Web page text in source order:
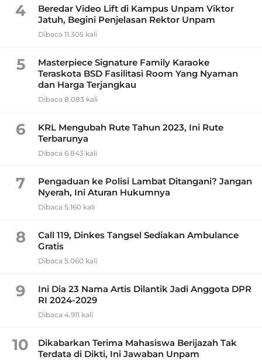
4
Beredar Video Lift di Kampus Unpam Viktor
Jatuh, Begini Penjelasan Rektor Unpam
Dibaca 11.305 kali
5
Masterpiece Signature Family Karaoke
Teraskota BSD Fasilitasi Room Yang Nyaman
dan Harga Terjangkau
Dibaca 8.083 kali
6
KRL Mengubah Rute Tahun 2023, Ini Rute
Terbarunya
Dibaca 6.843 kali
7
Pengaduan ke Polisi Lambat Ditangani? Jangan
Nyerah, Ini Aturan Hukumnya
Dibaca 5.160 kali
8
Call 119, Dinkes Tangsel Sediakan Ambulance
Gratis
Dibaca 5.060 kali
9
Ini Dia 23 Nama Artis Dilantik Jadi Anggota DPR
RI 2024-2029
Dibaca 4.911 kali
10
Dikabarkan Terima Mahasiswa Berijazah Tak
Terdata di Dikti, Ini Jawaban Unpam